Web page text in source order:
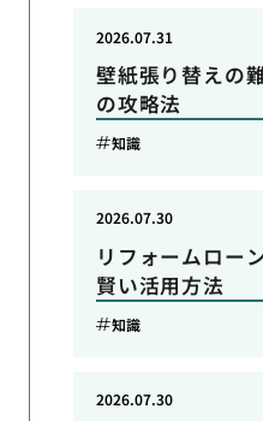
壁紙張り替えの
の攻略法
2026.07.31
知識
リフォームロー
賢い活用方法
2026.07.30
知識
2026.07.30